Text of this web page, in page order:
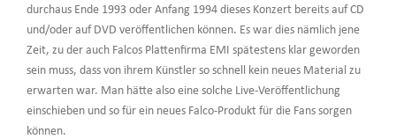
durchaus Ende 1993 oder Anfang 1994 dieses Konzert bereits auf CD
und/oder auf DVD veröffentlichen können. Es war dies nämlich jene
Zeit, zu der auch Falcos Plattenfirma EMI spätestens klar geworden
sein muss, dass von ihrem Künstler so schnell kein neues Material zu
erwarten war. Man hätte also eine solche Live-Veröffentlichung
einschieben und so für ein neues Falco-Produkt für die Fans sorgen
können.